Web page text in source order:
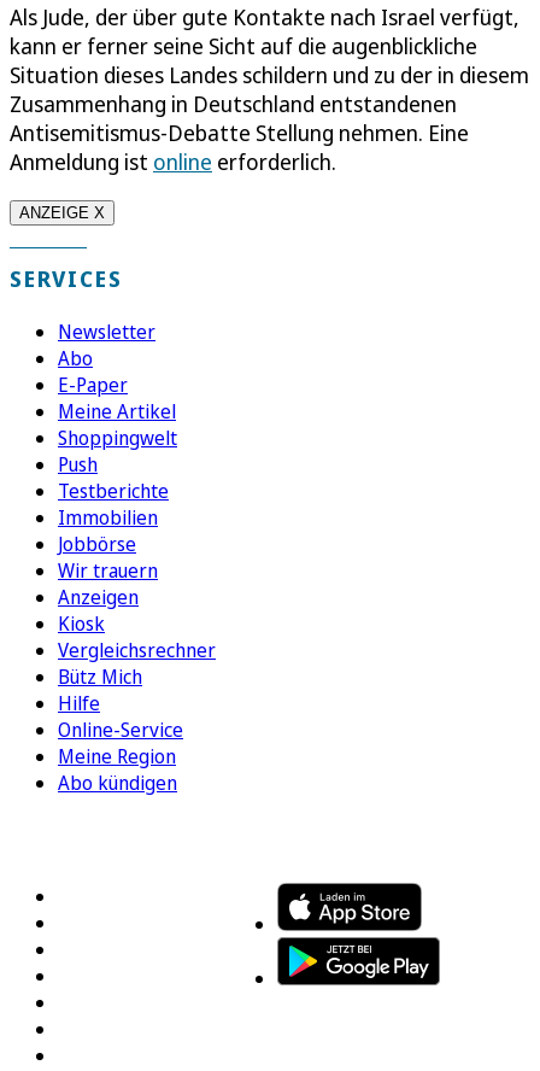
Als Jude, der über gute Kontakte nach Israel verfügt,
kann er ferner seine Sicht auf die augenblickliche
Situation dieses Landes schildern und zu der in diesem
Zusammenhang in Deutschland entstandenen
Antisemitismus-Debatte Stellung nehmen. Eine
Anmeldung ist online erforderlich.
ANZEIGE X
SERVICES
Newsletter
Abo
E-Paper
Meine Artikel
Shoppingwelt
Push
Testberichte
Immobilien
Jobbörse
Wir trauern
Anzeigen
Kiosk
Vergleichsrechner
Bütz Mich
Hilfe
Online-Service
Meine Region
Abo kündigen